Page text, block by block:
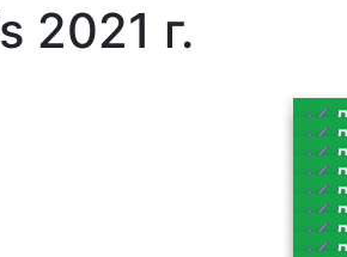
2021 г.
✔
✔
✔
✔
✔
✔
✔
✔